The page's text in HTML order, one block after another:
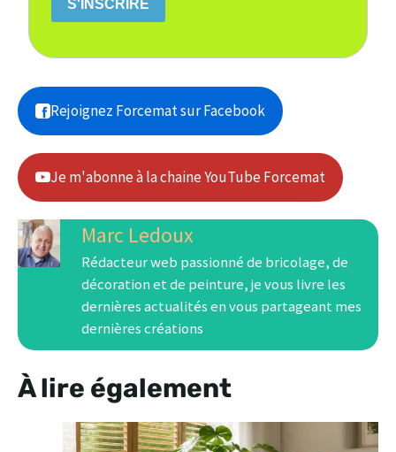
S'INSCRIRE
Rejoignez Forcemat sur Facebook
Je m'abonne à la chaine YouTube Forcemat
Marc Ledoux
Rédacteur web passionné de bricolage, de
décoration et de peinture, je vous livre les
dernières actualités en vous partageant mes
dernières créations
À lire également